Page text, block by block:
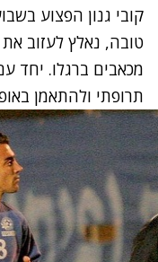
קובי גנון הפצוע
טובה, נאלץ לעזוב
מכאבים ברגלו. יחד
תרופתי ולהתאמן